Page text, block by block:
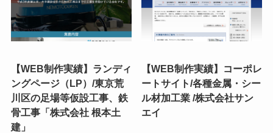
【WEB制作実績】ランディ
ングページ（LP）/東京荒
川区の足場等仮設工事、鉄
骨工事「株式会社 根本土
建」
【WEB制作実績】コーポレ
ートサイト/各種金属・シー
ル材加工業 /株式会社サン
エイ